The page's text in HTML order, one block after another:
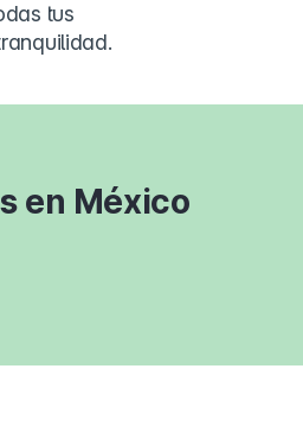
tus
en México